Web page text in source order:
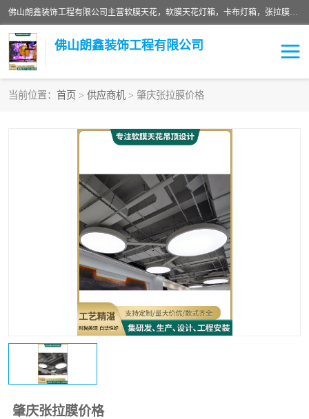
佛山朗鑫装饰工程有限公司主营软膜天花，软膜天花灯箱，卡布灯箱，张拉膜等产品，价格实惠，支持定制；公司专业装饰铺面，家居，会展特装，软膜等工程，技能精良人员，安装快、价格合理，质量保证、热诚与各方有识人士合作，欢迎新老客户来电咨询。
佛山朗鑫装饰工程有限公司
当前位置： 首页 > 供应商机 > 肇庆张拉膜价格
肇庆张拉膜价格